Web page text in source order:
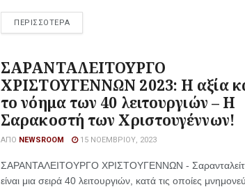
ΠΕΡΙΣΣΟΤΕΡΑ
ΣΑΡΑΝΤΑΛΕΙΤΟΥΡΓΟ
ΧΡΙΣΤΟΥΓΕΝΝΩΝ 2023: Η αξία
το νόημα των 40 λειτουργιών – Η
Σαρακοστή των Χριστουγέννων!
ΑΠΌ NEWSROOM 15 ΝΟΕΜΒΡΊΟΥ, 2023
ΣΑΡΑΝΤΑΛΕΙΤΟΥΡΓΟ ΧΡΙΣΤΟΥΓΕΝΝΩΝ -
είναι μια σειρά 40 λειτουργιών, κατά τις οποίες